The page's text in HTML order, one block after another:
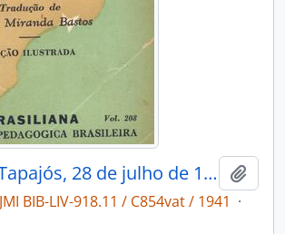
Viagem ao Tapajós, 28 de julho de 1895 - 7 de Janeiro de 1896
BIB-LIV-918.11 / C854vat / 1941 ·